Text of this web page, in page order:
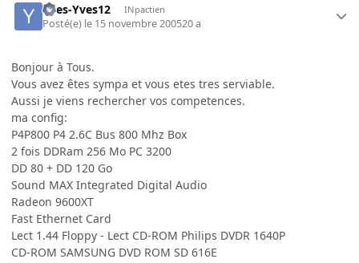
Yves-Yves12 INpactien
Posté(e) le 15 novembre 200520 a
Bonjour à Tous.
Vous avez êtes sympa et vous etes tres serviable.
Aussi je viens rechercher vos competences.
ma config:
P4P800 P4 2.6C Bus 800 Mhz Box
2 fois DDRam 256 Mo PC 3200
DD 80 + DD 120 Go
Sound MAX Integrated Digital Audio
Radeon 9600XT
Fast Ethernet Card
Lect 1.44 Floppy - Lect CD-ROM Philips DVDR 1640P
CD-ROM SAMSUNG DVD ROM SD 616E